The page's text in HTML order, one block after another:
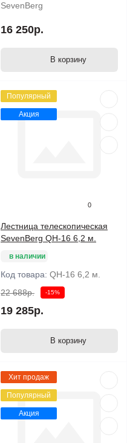
SevenBerg
16 250р.
В корзину
Популярный
Акция
0
Лестница телескопическая
SevenBerg QH-16 6,2 м.
в наличии
Код товара: QH-16 6,2 м.
22 688р.
-15%
19 285р.
В корзину
Хит продаж
Популярный
Акция